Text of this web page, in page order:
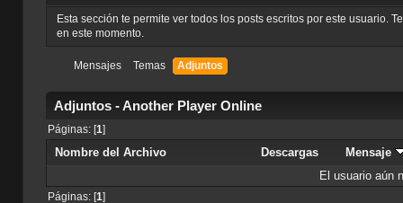
Esta sección te permite ver todos los posts escritos por este usuario.
en este momento.
Mensajes Temas Adjuntos
Adjuntos - Another Player Online
Páginas: [1]
Nombre del Archivo Descargas
Mensaje
El usuario aún
Páginas: [1]